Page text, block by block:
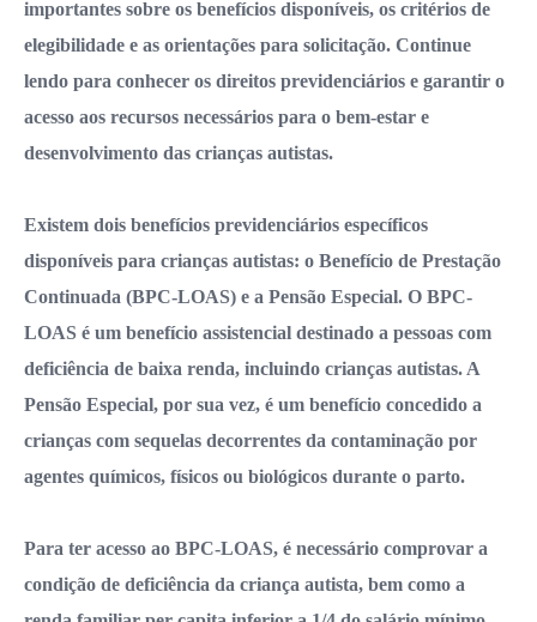
importantes sobre os benefícios disponíveis, os critérios de
elegibilidade e as orientações para solicitação. Continue
lendo para conhecer os direitos previdenciários e garantir o
acesso aos recursos necessários para o bem-estar e
desenvolvimento das crianças autistas.
Existem dois benefícios previdenciários específicos
disponíveis para crianças autistas: o Benefício de Prestação
Continuada (BPC-LOAS) e a Pensão Especial. O BPC-
LOAS é um benefício assistencial destinado a pessoas com
deficiência de baixa renda, incluindo crianças autistas. A
Pensão Especial, por sua vez, é um benefício concedido a
crianças com sequelas decorrentes da contaminação por
agentes químicos, físicos ou biológicos durante o parto.
Para ter acesso ao BPC-LOAS, é necessário comprovar a
condição de deficiência da criança autista, bem como a